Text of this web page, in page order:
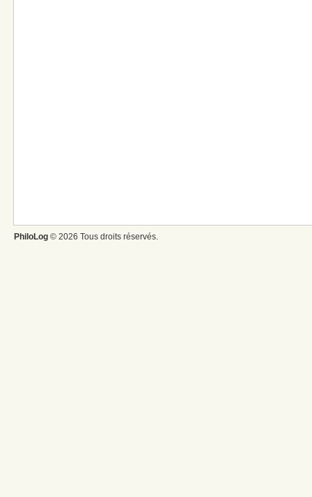
PhiloLog © 2026 Tous droits réservés.